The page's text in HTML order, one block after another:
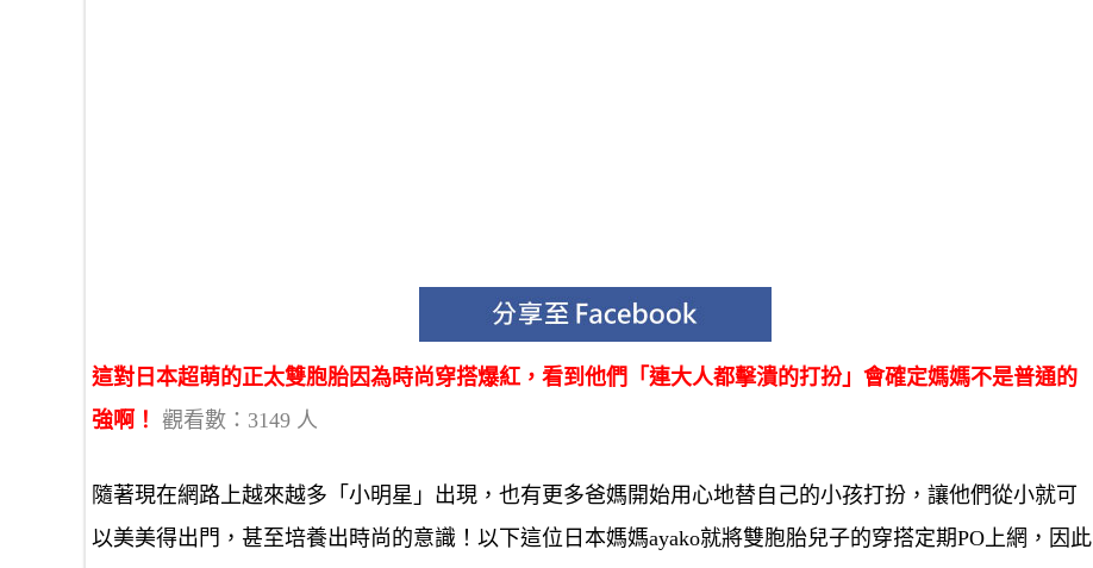
這對日本超萌的正太雙胞胎因為時尚穿搭爆紅，看到他們「連大人都擊潰的打扮」會確定媽媽不是普通的
強啊！ 觀看數：3149 人
隨著現在網路上越來越多「小明星」出現，也有更多爸媽開始用心地替自己的小孩打扮，讓他們從小就可
以美美得出門，甚至培養出時尚的意識！以下這位日本媽媽ayako就將雙胞胎兒子的穿搭定期PO上網，因此